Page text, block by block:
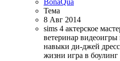
BonaQua
Тема
8 Авг 2014
sims 4 актерское
ветеринар видеоигры
навыки ди-джей
жизни игра в боулинг